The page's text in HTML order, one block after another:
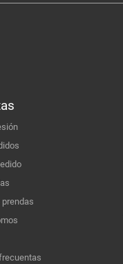
prendas